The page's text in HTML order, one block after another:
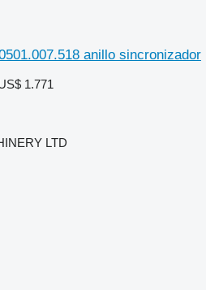
anillo sincronizador
1.771
LTD